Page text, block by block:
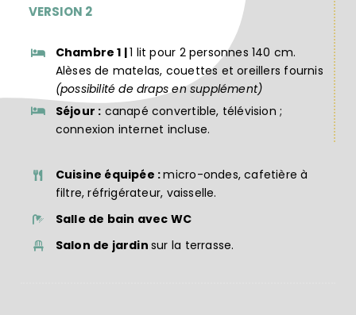
VERSION 2
Chambre 1 |1 lit pour 2 personnes 140 cm.
Alèses de matelas, couettes et oreillers fournis
(possibilité de draps en supplément)
Séjour : canapé convertible, télévision ;
connexion internet incluse.
Cuisine équipée :micro-ondes, cafetière à
filtre, réfrigérateur, vaisselle.
Salle de bain avec WC
Salon de jardinsur la terrasse.